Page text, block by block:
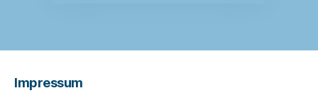
Impressum